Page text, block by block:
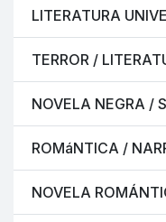
LITERATURA
TERROR /
NOVELA NEGRA /
ROMáNTICA /
NOVELA